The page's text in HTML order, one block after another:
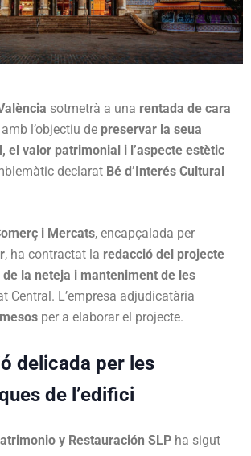
sotmetrà a una rentada de cara
amb l’objectiu de preservar la seua
el valor patrimonial i l’aspecte estètic
declarat Bé d’Interés Cultural
i Mercats, encapçalada per
, ha contractat la redacció del projecte
de la neteja i manteniment de les
Central. L’empresa adjudicatària
per a elaborar el projecte.
delicada per les
de l’edifici
y Restauración SLP ha sigut